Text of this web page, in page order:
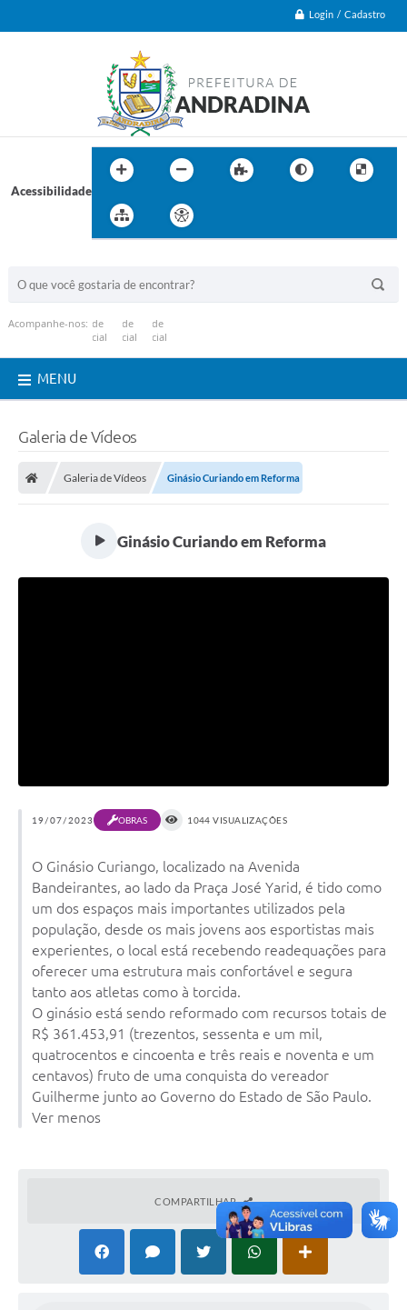
Login / Cadastro
Acessibilidade
Acompanhe-nos:
MENU
Galeria de Vídeos
Galeria de Vídeos Ginásio Curiando em Reforma
Ginásio Curiando em Reforma
19/07/2023 OBRAS 1044 VISUALIZAÇÕES
O Ginásio Curiango, localizado na Avenida
Bandeirantes, ao lado da Praça José Yarid, é tido como
um dos espaços mais importantes utilizados pela
população, desde os mais jovens aos esportistas mais
experientes, o local está recebendo readequações para
oferecer uma estrutura mais confortável e segura
tanto aos atletas como à torcida.
O ginásio está sendo reformado com recursos totais de
R$ 361.453,91 (trezentos, sessenta e um mil,
quatrocentos e cincoenta e três reais e noventa e um
centavos) fruto de uma conquista do vereador
Guilherme junto ao Governo do Estado de São Paulo.
Ver menos
COMPARTILHAR